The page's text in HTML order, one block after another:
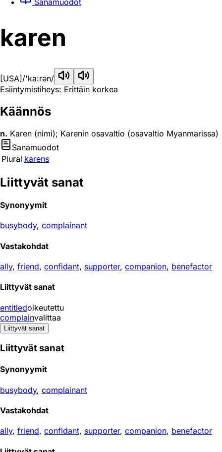
karen
[USA] /'ka:rən/
Esiintymistiheys: Erittäin korkea
Käännös
n. Karen (nimi); Karenin osavaltio (osavaltio Myanmarissa)
Sanamuodot
Plural karens
Liittyvät sanat
Synonyymit
busybody, complainant
Vastakohdat
ally, friend, confidant, supporter, companion, benefactor
Liittyvät sanat
entitledoikeutettu
complainvalittaa
Liittyvät sanat
Liittyvät sanat
Synonyymit
busybody, complainant
Vastakohdat
ally, friend, confidant, supporter, companion, benefactor